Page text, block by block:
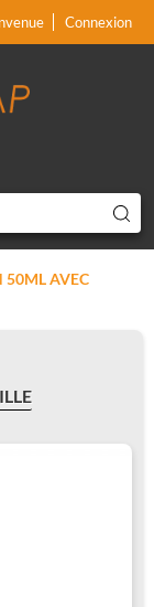
Connexion
50ML AVEC
x
x